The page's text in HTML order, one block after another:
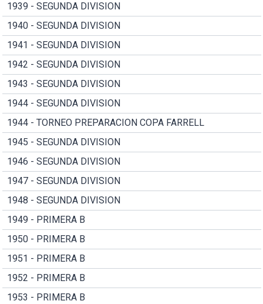
1939 - SEGUNDA DIVISION
1940 - SEGUNDA DIVISION
1941 - SEGUNDA DIVISION
1942 - SEGUNDA DIVISION
1943 - SEGUNDA DIVISION
1944 - SEGUNDA DIVISION
1944 - TORNEO PREPARACION COPA FARRELL
1945 - SEGUNDA DIVISION
1946 - SEGUNDA DIVISION
1947 - SEGUNDA DIVISION
1948 - SEGUNDA DIVISION
1949 - PRIMERA B
1950 - PRIMERA B
1951 - PRIMERA B
1952 - PRIMERA B
1953 - PRIMERA B